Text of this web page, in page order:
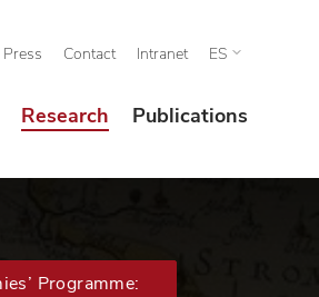
Press Contact Intranet ES
Research Publications
Programme: